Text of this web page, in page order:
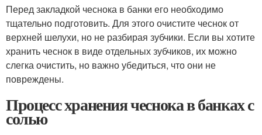
Перед закладкой чеснока в банки его необходимо
тщательно подготовить. Для этого очистите чеснок от
верхней шелухи, но не разбирая зубчики. Если вы хотите
хранить чеснок в виде отдельных зубчиков, их можно
слегка очистить, но важно убедиться, что они не
повреждены.
Процесс хранения чеснока в банках с
солью